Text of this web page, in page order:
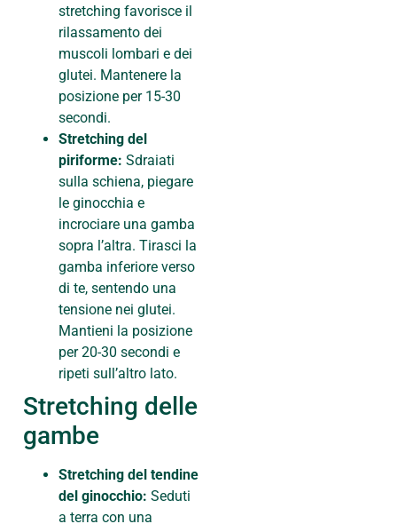
stretching favorisce il
rilassamento dei
muscoli lombari e dei
glutei. Mantenere la
posizione per 15-30
secondi.
Stretching del
piriforme: Sdraiati
sulla schiena, piegare
le ginocchia e
incrociare una gamba
sopra l’altra. Tirasci la
gamba inferiore verso
di te, sentendo una
tensione nei glutei.
Mantieni la posizione
per 20-30 secondi e
ripeti sull’altro lato.
Stretching delle
gambe
Stretching del tendine
del ginocchio: Seduti
a terra con una